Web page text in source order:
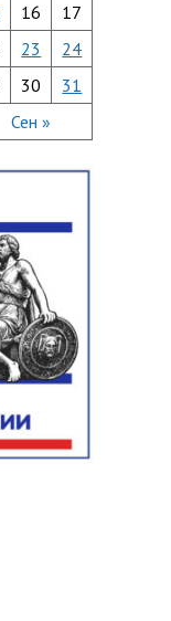
Сен »
16
17
23
24
30 31